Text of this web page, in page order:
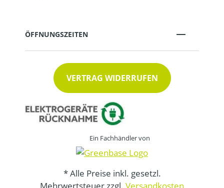
ÖFFNUNGSZEITEN
VERTRAG WIDERRUFEN
Ein Fachhändler von
* Alle Preise inkl. gesetzl.